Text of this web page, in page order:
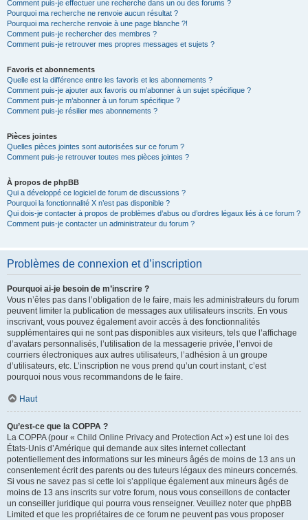
Comment puis-je effectuer une recherche dans un ou des forums ?
Pourquoi ma recherche ne renvoie aucun résultat ?
Pourquoi ma recherche renvoie à une page blanche ?!
Comment puis-je rechercher des membres ?
Comment puis-je retrouver mes propres messages et sujets ?
Favoris et abonnements
Quelle est la différence entre les favoris et les abonnements ?
Comment puis-je ajouter aux favoris ou m’abonner à un sujet spécifique ?
Comment puis-je m’abonner à un forum spécifique ?
Comment puis-je résilier mes abonnements ?
Pièces jointes
Quelles pièces jointes sont autorisées sur ce forum ?
Comment puis-je retrouver toutes mes pièces jointes ?
À propos de phpBB
Qui a développé ce logiciel de forum de discussions ?
Pourquoi la fonctionnalité X n’est pas disponible ?
Qui dois-je contacter à propos de problèmes d’abus ou d’ordres légaux liés à ce forum ?
Comment puis-je contacter un administrateur du forum ?
Problèmes de connexion et d’inscription
Pourquoi ai-je besoin de m’inscrire ?
Vous n’êtes pas dans l’obligation de le faire, mais les administrateurs du forum
peuvent limiter la publication de messages aux utilisateurs inscrits. En vous
inscrivant, vous pouvez également avoir accès à des fonctionnalités
supplémentaires qui ne sont pas disponibles aux visiteurs, tels que l’affichage
d’avatars personnalisés, l’utilisation de la messagerie privée, l’envoi de
courriers électroniques aux autres utilisateurs, l’adhésion à un groupe
d’utilisateurs, etc. L’inscription ne vous prend qu’un court instant, c’est
pourquoi nous vous recommandons de le faire.
Haut
Qu’est-ce que la COPPA ?
La COPPA (pour « Child Online Privacy and Protection Act ») est une loi des
États-Unis d’Amérique qui demande aux sites internet collectant
potentiellement des informations sur les mineurs âgés de moins de 13 ans un
consentement écrit des parents ou des tuteurs légaux des mineurs concernés.
Si vous ne savez pas si cette loi s’applique également aux mineurs âgés de
moins de 13 ans inscrits sur votre forum, nous vous conseillons de contacter
un conseiller juridique qui pourra vous renseigner. Veuillez noter que phpBB
Limited et que les propriétaires de ce forum ne peuvent pas vous proposer